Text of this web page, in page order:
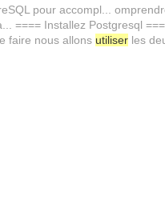
pour accompl...
==== Installez Postgresql
faire nous allons utiliser les